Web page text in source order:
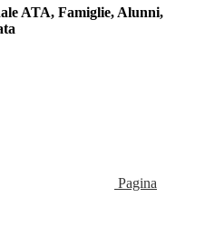
ATA, Famiglie, Alunni,
Pagina